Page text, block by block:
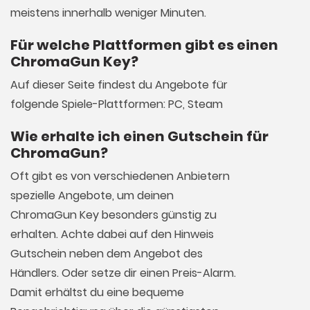
meistens innerhalb weniger Minuten.
Für welche Plattformen gibt es einen
ChromaGun Key?
Auf dieser Seite findest du Angebote für
folgende Spiele-Plattformen: PC, Steam
Wie erhalte ich einen Gutschein für
ChromaGun?
Oft gibt es von verschiedenen Anbietern
spezielle Angebote, um deinen
ChromaGun Key besonders günstig zu
erhalten. Achte dabei auf den Hinweis
Gutschein neben dem Angebot des
Händlers. Oder setze dir einen Preis-Alarm.
Damit erhältst du eine bequeme